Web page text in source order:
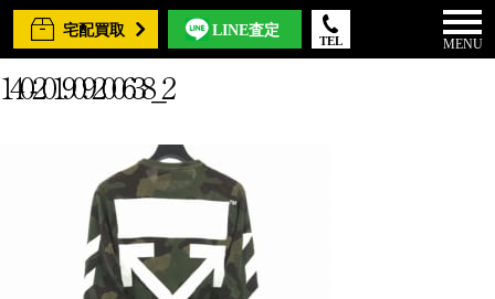
宅配買取 LINE査定
TEL MENU
140-201909200638_2